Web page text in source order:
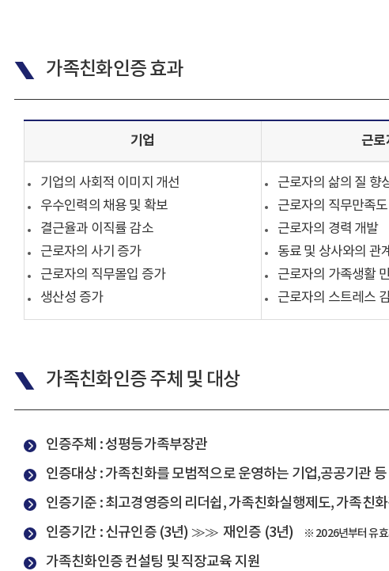
가족친화인증 효과
기업 근로
기업의 사회적 이미지 개선
우수인력의 채용 및 확보
결근율과 이직률 감소
근로자의 사기 증가
근로자의 직무몰입 증가
생산성 증가
근로자의 삶의 질 향
근로자의 직무만족
근로자의 경력 개발
동료 및 상사와의 관
근로자의 가족생활
근로자의 스트레스
가족친화인증 주체 및 대상
인증주체 : 성평등가족부장관
인증대상 : 가족친화를 모범적으로 운영하는 기업,공공기관 등
인증기준 : 최고경영증의 리더쉽, 가족친화실행제도, 가족친
인증기간 : 신규인증 (3년) ≫≫ 재인증 (3년)
※ 2026년부터 유효
가족친화인증 컨설팅 및 직장교육 지원